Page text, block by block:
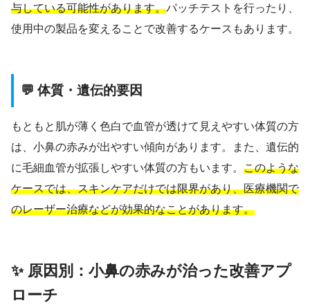
与している可能性があります。パッチテストを行ったり、
使用中の製品を変えることで改善するケースもあります。
💬 体質・遺伝的要因
もともと肌が薄く色白で血管が透けて見えやすい体質の方
は、小鼻の赤みが出やすい傾向があります。また、遺伝的
に毛細血管が拡張しやすい体質の方もいます。 このような
ケースでは、スキンケアだけでは限界があり、医療機関で
のレーザー治療などが効果的なことがあります。
✨ 原因別：小鼻の赤みが治った改善アプ
ローチ